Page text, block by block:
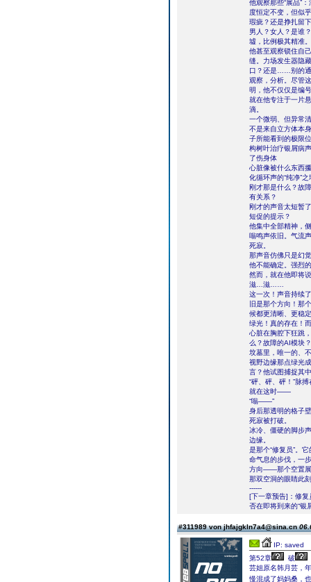
他观察那些“展品”
度恒定不变，但似
瑕疵？还是挣扎留
男人？女人？是谁
墟，比例极其精准。
他甚至观察锁住自
缝。力场发生器隐
口？还是……别的
观察，分析。尽管
明，他不仅仅是编
就在他专注于一片
滴。
一个微弱、但异常
不是来自立方体本
子所能看到的极限
构树叶治疗银屑病
了伤身体
心脏像被什么东西
化循环声的“纯净”
刚才那是什么？故
有关系？
刚才的声音太短暂
短促的提示？
他集中全部精神，
嗡鸣声依旧。气流
死寂。
那声音仿佛只是幻
他不能确定。强烈
然而，就在他即将
滋…滋……
这一次！声音持续
旧是那个方向！那
候都更清晰、更稳
绿光！真的存在！
心脏在胸腔下狂跳
么？故障的AI模块
坟墓里，唯一的、
视野边缘那点绿光
言？他试图捕捉其
“砰、砰、砰！”脉
就在这时――
“嗡――”
身后那透明的格子
死寂被打破。
冰冷、僵硬的脚步
边缘。
是那个“修复员”。
命气息的步伐，一
方向――那个空置展
那双空洞的眼睛此
------
[下一章预告]：修复
否在即将到来的“银
#311989 von jhfajgkln7a4@sina.cn
IP: saved
第52章
破
芸姐原名韩月芸，
慢混成了妈妈桑，